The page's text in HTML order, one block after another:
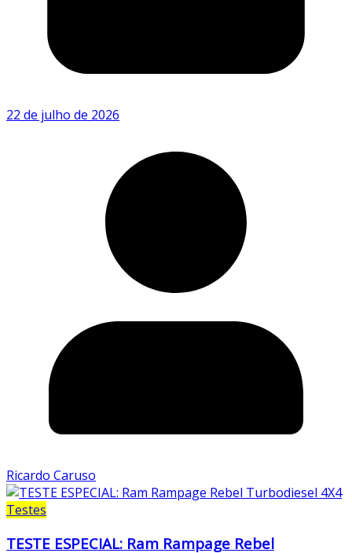
22 de julho de 2026
Ricardo Caruso
Testes
TESTE ESPECIAL: Ram Rampage Rebel